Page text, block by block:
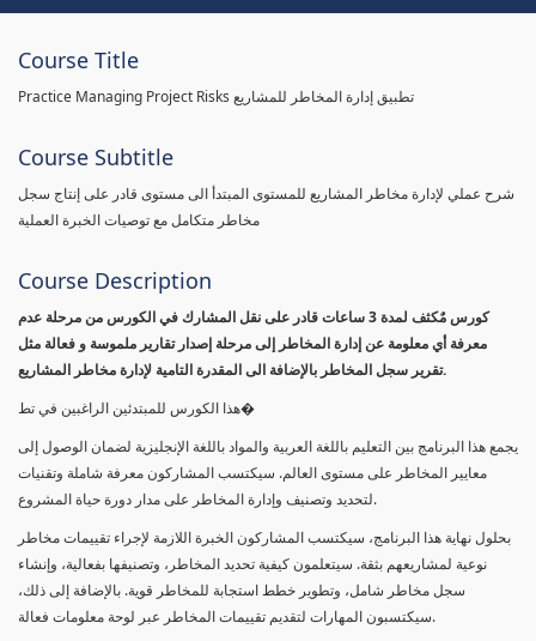
Course Title
Practice Managing Project Risks تطبيق إدارة المخاطر للمشاريع
Course Subtitle
شرح عملي لإدارة مخاطر المشاريع للمستوى المبتدأ الى مستوى قادر على إنتاج سجل
مخاطر متكامل مع توصيات الخبرة العملية
Course Description
كورس مٌكثف لمدة 3 ساعات قادر على نقل المشارك في الكورس من مرحلة عدم
معرفة أي معلومة عن إدارة المخاطر إلى مرحلة إصدار تقارير ملموسة و فعالة مثل
تقرير سجل المخاطر بالإضافة الى المقدرة التامية لإدارة مخاطر المشاريع.
هذا الكورس للمبتدئين الراغبين في تط�
يجمع هذا البرنامج بين التعليم باللغة العربية والمواد باللغة الإنجليزية لضمان الوصول إلى
معايير المخاطر على مستوى العالم. سيكتسب المشاركون معرفة شاملة وتقنيات
لتحديد وتصنيف وإدارة المخاطر على مدار دورة حياة المشروع.
بحلول نهاية هذا البرنامج، سيكتسب المشاركون الخبرة اللازمة لإجراء تقييمات مخاطر
نوعية لمشاريعهم بثقة. سيتعلمون كيفية تحديد المخاطر، وتصنيفها بفعالية، وإنشاء
سجل مخاطر شامل، وتطوير خطط استجابة للمخاطر قوية. بالإضافة إلى ذلك،
سيكتسبون المهارات لتقديم تقييمات المخاطر عبر لوحة معلومات فعالة.